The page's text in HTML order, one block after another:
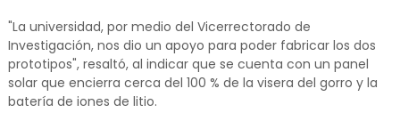
"La universidad, por medio del Vicerrectorado de
Investigación, nos dio un apoyo para poder fabricar los dos
prototipos", resaltó, al indicar que se cuenta con un panel
solar que encierra cerca del 100 % de la visera del gorro y la
batería de iones de litio.